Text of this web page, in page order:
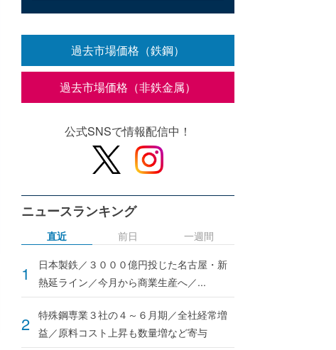
過去市場価格（鉄鋼）
過去市場価格（非鉄金属）
公式SNSで情報配信中！
ニュースランキング
直近
日本製鉄／３０００億円投じた名古屋・新
熱延ライン／今月から商業生産へ／...
特殊鋼専業３社の４～６月期／全社経常増
益／原料コスト上昇も数量増など寄与
前日 一週間